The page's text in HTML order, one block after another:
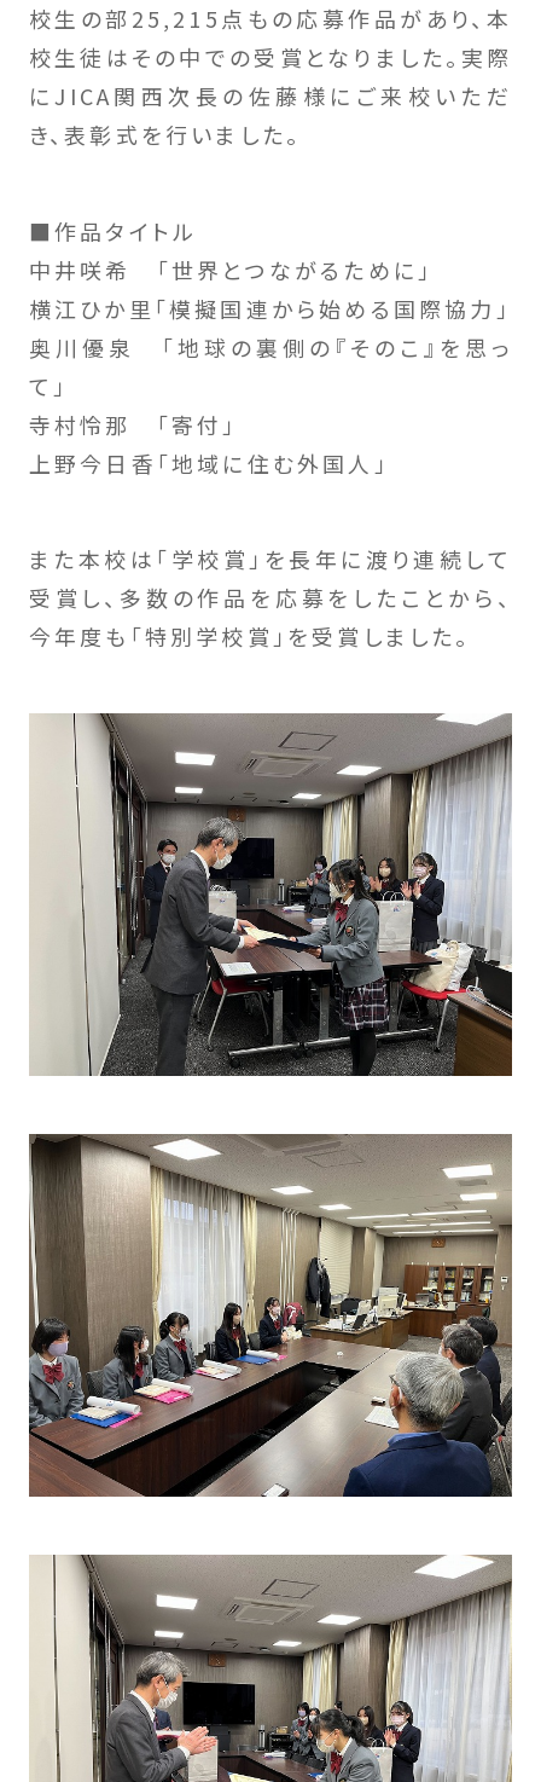
校生の部25,215点もの応募作品があり、本
校生徒はその中での受賞となりました。実際
にJICA関西次長の佐藤様にご来校いただ
き、表彰式を行いました。
■作品タイトル
中井咲希 「世界とつながるために」
横江ひか里「模擬国連から始める国際協力」
奥川優泉 「地球の裏側の『そのこ』を思っ
て」
寺村怜那 「寄付」
上野今日香「地域に住む外国人」
また本校は「学校賞」を長年に渡り連続して
受賞し、多数の作品を応募をしたことから、
今年度も「特別学校賞」を受賞しました。